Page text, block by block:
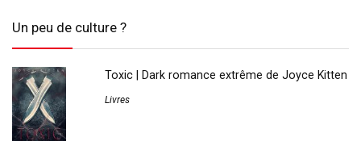
Un peu de culture ?
Toxic | Dark romance extrême de Joyce Kitten
Livres